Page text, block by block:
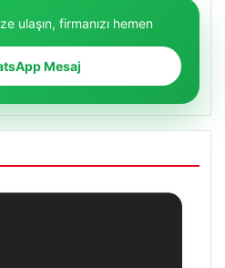
ulaşın, firmanızı hemen
Mesaj